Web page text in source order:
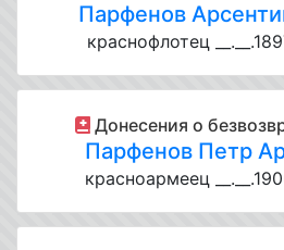
Парфенов
краснофлотец
Донесения о
Парфенов Петр
красноармеец